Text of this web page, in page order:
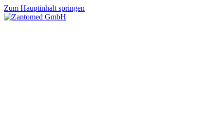
Zum Hauptinhalt springen